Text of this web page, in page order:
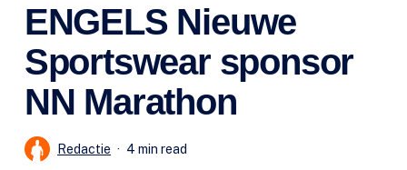
ENGELS Nieuwe
Sportswear sponsor
NN Marathon
Redactie 4 min read